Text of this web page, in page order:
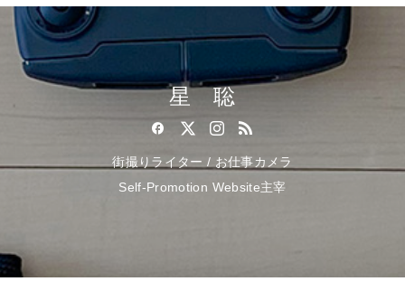
星 聡
街撮りライター / お仕事カメラ
Self-Promotion Website主宰